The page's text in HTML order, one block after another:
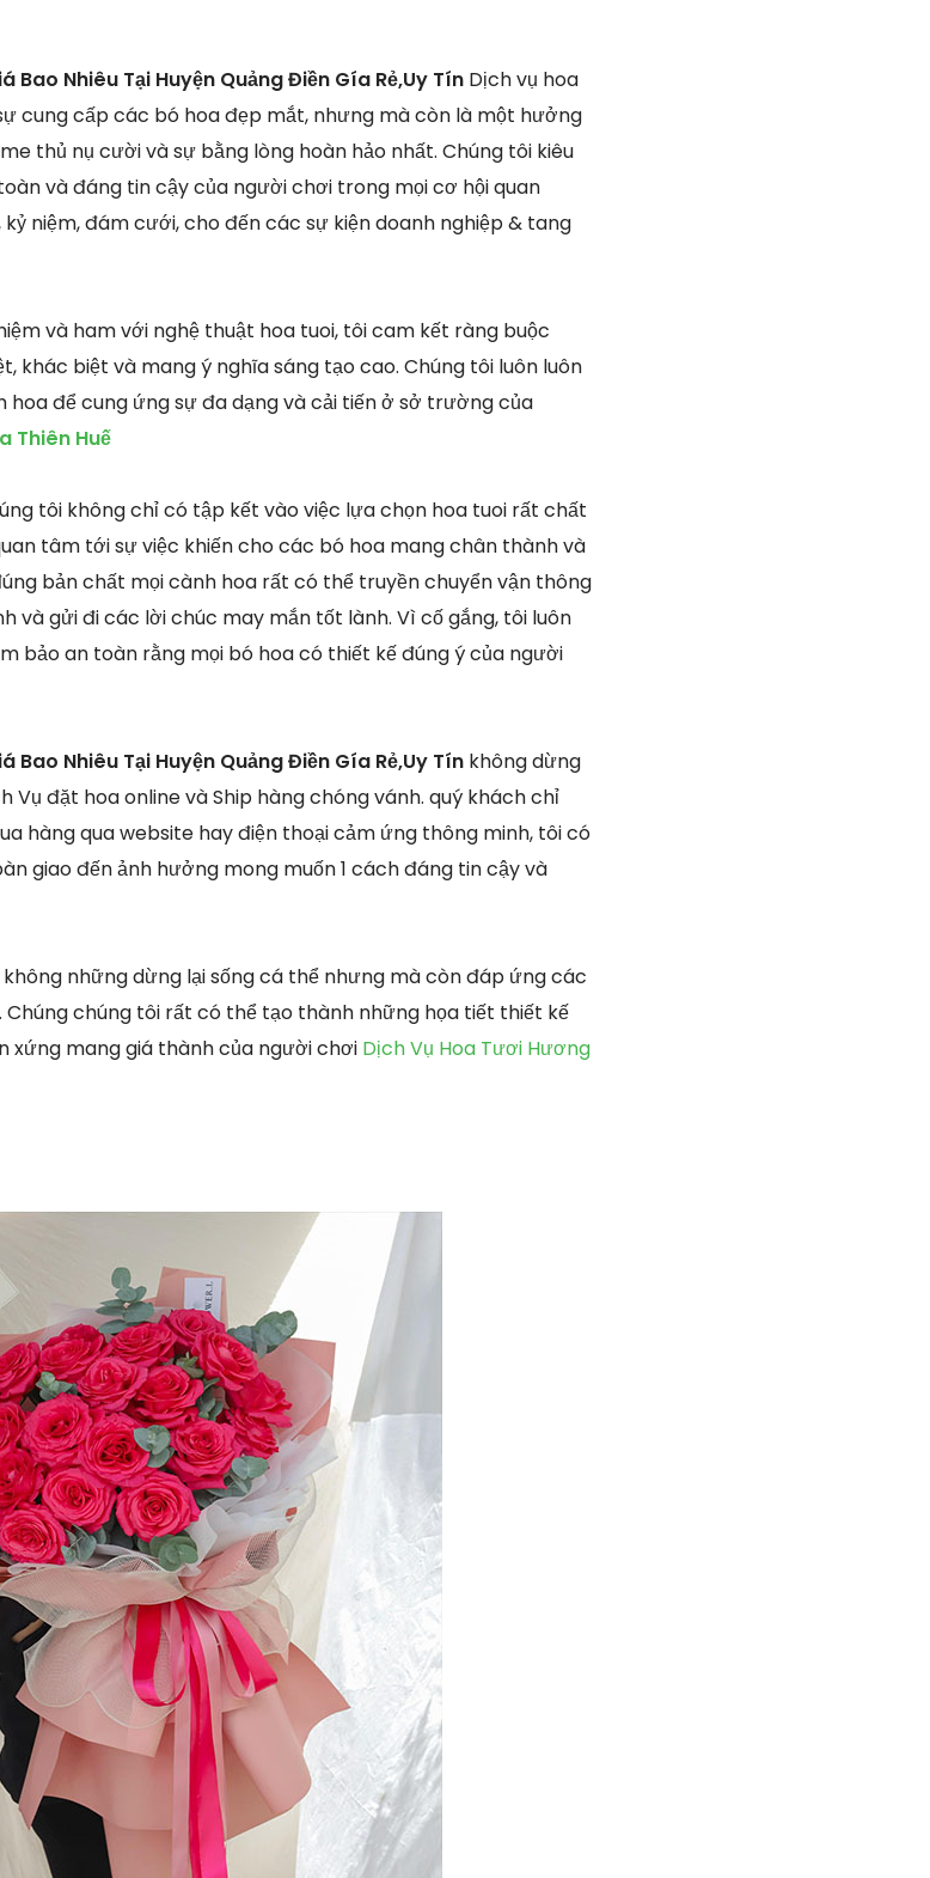
Bao Nhiêu Tại Huyện Quảng Điền Gía Rẻ,Uy Tín Dịch vụ hoa
cung cấp các bó hoa đẹp mắt, nhưng mà còn là một hưởng
thủ nụ cười và sự bằng lòng hoàn hảo nhất. Chúng tôi kiêu
và đáng tin cậy của người chơi trong mọi cơ hội quan
niệm, đám cưới, cho đến các sự kiện doanh nghiệp & tang
và ham với nghệ thuật hoa tuoi, tôi cam kết ràng buộc
khác biệt và mang ý nghĩa sáng tạo cao. Chúng tôi luôn luôn
để cung ứng sự đa dạng và cải tiến ở sở trường của
Thiên Huế
tôi không chỉ có tập kết vào việc lựa chọn hoa tuoi rất chất
tâm tới sự việc khiến cho các bó hoa mang chân thành và
bản chất mọi cành hoa rất có thể truyền chuyển vận thông
và gửi đi các lời chúc may mắn tốt lành. Vì cố gắng, tôi luôn
bảo an toàn rằng mọi bó hoa có thiết kế đúng ý của người
Bao Nhiêu Tại Huyện Quảng Điền Gía Rẻ,Uy Tín không dừng
Vụ đặt hoa online và Ship hàng chóng vánh. quý khách chỉ
hàng qua website hay điện thoại cảm ứng thông minh, tôi có
giao đến ảnh hưởng mong muốn 1 cách đáng tin cậy và
những dừng lại sống cá thể nhưng mà còn đáp ứng các
chúng tôi rất có thể tạo thành những họa tiết thiết kế
xứng mang giá thành của người chơi Dịch Vụ Hoa Tươi Hương